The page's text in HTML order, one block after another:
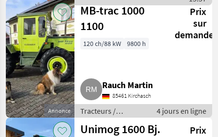
Mercedes
Annonce
MB-trac 1000
1100
Prix
sur
demande
120 ch/88 kW 9800 h
Rauch Martin
85461 Kirchasch
Tracteurs /
Tracteurs agricoles
4 jours en ligne
Unimog 1600 Bj.
Prix